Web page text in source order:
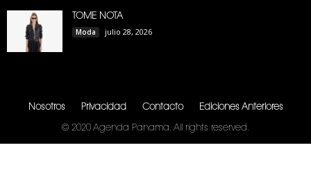
TOME NOTA
Moda julio 28, 2026
Nosotros Privacidad Contacto Ediciones Anteriores
© 2020 Agenda Panama. All rights reserved.